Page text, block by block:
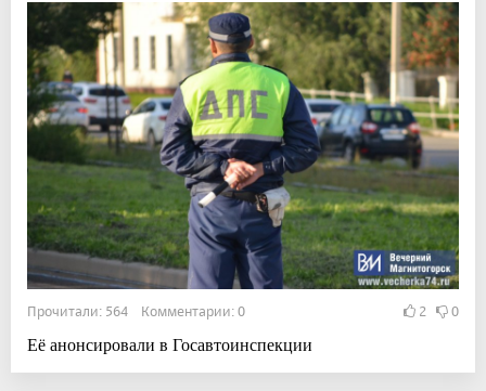
Прочитали: 564 Комментарии: 0 2 0
Её анонсировали в Госавтоинспекции